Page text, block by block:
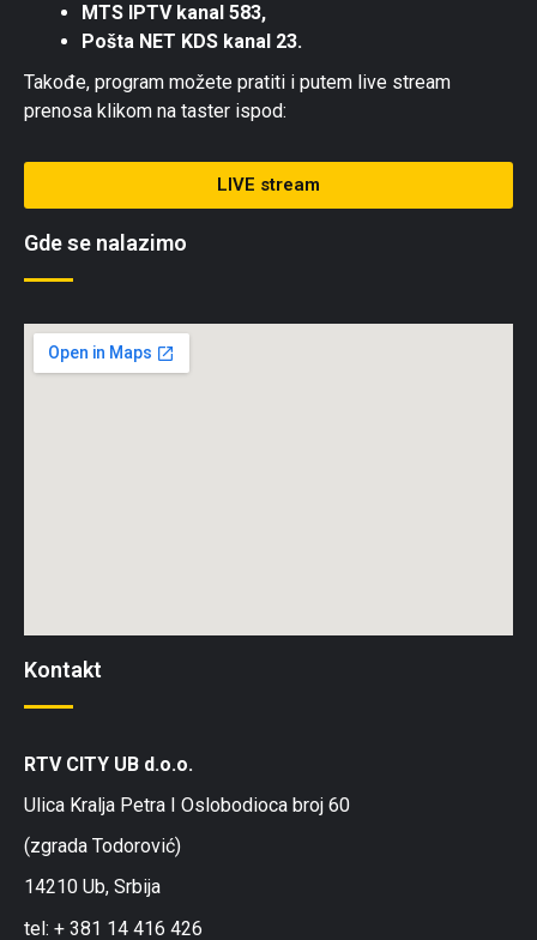
MTS IPTV kanal 583,
Pošta NET KDS kanal 23.
Takođe, program možete pratiti i putem live stream
prenosa klikom na taster ispod:
LIVE stream
Gde se nalazimo
Kontakt
RTV CITY UB d.o.o.
Ulica Kralja Petra I Oslobodioca broj 60
(zgrada Todorović)
14210 Ub, Srbija
tel: + 381 14 416 426